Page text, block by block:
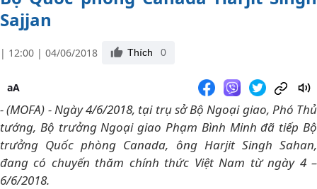
Sajjan
| 12:00 | 04/06/2018 Thích 0
aA
- (MOFA) - Ngày 4/6/2018, tại trụ sở Bộ Ngoại giao, Phó Thủ
tướng, Bộ trưởng Ngoại giao Phạm Bình Minh đã tiếp Bộ
trưởng Quốc phòng Canada, ông Harjit Singh Sahan,
đang có chuyến thăm chính thức Việt Nam từ ngày 4 –
6/6/2018.